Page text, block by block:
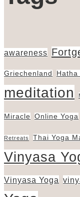
awareness
Griechenland Hatha
meditation
Miracle Online Yoga
Retreats Thai Yoga
Vinyasa
Vinyasa Yoga